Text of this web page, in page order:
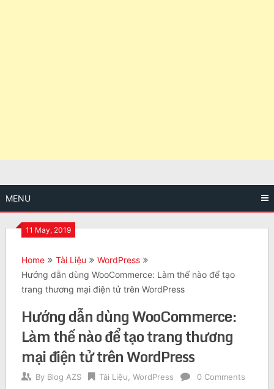
MENU
11 May, 2019
Home Tài Liệu
WordPress
Hướng dẫn dùng WooCommerce: Làm thế nào để tạo
trang thương mại điện tử trên WordPress
Hướng dẫn dùng WooCommerce:
Làm thế nào để tạo trang thương
mại điện tử trên WordPress
By Blog AZS Tài Liệu WordPress 0 Comments